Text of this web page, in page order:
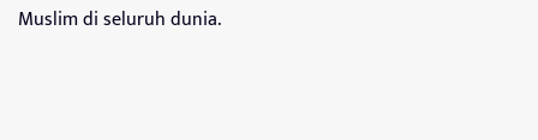
Muslim di seluruh dunia.